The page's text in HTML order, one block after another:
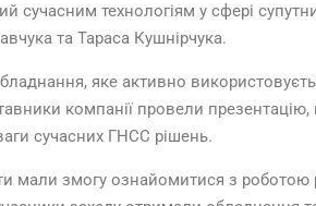
сучасним технологіям у сфері
та Тараса Кушнірчука.
яке активно
компанії провели презентацію,
сучасних ГНСС рішень.
мали змогу ознайомитися з роботою